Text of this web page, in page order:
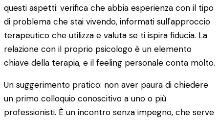
questi aspetti: verifica che abbia esperienza con il tipo
di problema che stai vivendo, informati sull'approccio
terapeutico che utilizza e valuta se ti ispira fiducia. La
relazione con il proprio psicologo è un elemento
chiave della terapia, e il feeling personale conta molto.
Un suggerimento pratico: non aver paura di chiedere
un primo colloquio conoscitivo a uno o più
professionisti. È un incontro senza impegno, che serve